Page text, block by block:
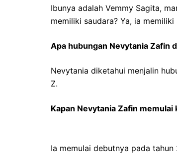
Ibunya adalah Vemmy Sagita,
memiliki saudara? Ya, ia
Apa hubungan Nevytania Zafin
Nevytania diketahui menjalin
Z.
Kapan Nevytania Zafin
Ia memulai debutnya pada tahun